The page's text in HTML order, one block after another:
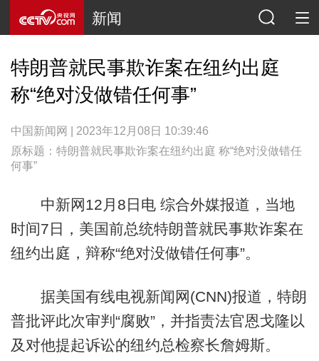
新闻
特朗普就民事欺诈案在纽约出庭
称“绝对没做错任何事”
中国新闻网 | 2023年12月08日 10:39:46
原标题：特朗普就民事欺诈案在纽约出庭 称“绝对没做错任
何事”
中新网12月8日电 综合外媒报道，当地
时间7日，美国前总统特朗普就民事欺诈案在
纽约出庭，辩称“绝对没做错任何事”。
据美国有线电视新闻网(CNN)报道，特朗
普批评此次审判“腐败”，并指责法官恩戈隆以
及对他提起诉讼的纽约总检察长詹姆斯。